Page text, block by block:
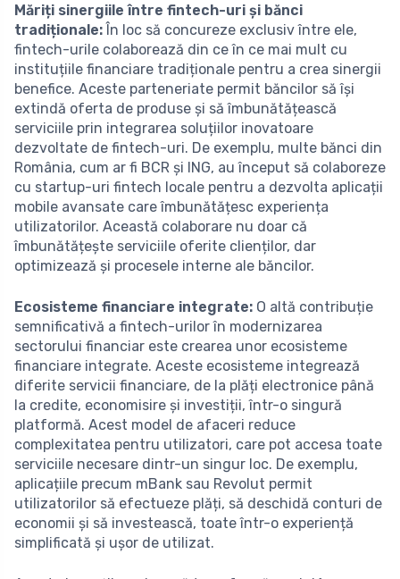
Măriți sinergiile între fintech-uri și bănci
tradiționale:În loc să concureze exclusiv între ele,
fintech-urile colaborează din ce în ce mai mult cu
instituțiile financiare tradiționale pentru a crea sinergii
benefice. Aceste parteneriate permit băncilor să își
extindă oferta de produse și să îmbunătățească
serviciile prin integrarea soluțiilor inovatoare
dezvoltate de fintech-uri. De exemplu, multe bănci din
România, cum ar fi BCR și ING, au început să colaboreze
cu startup-uri fintech locale pentru a dezvolta aplicații
mobile avansate care îmbunătățesc experiența
utilizatorilor. Această colaborare nu doar că
îmbunătățește serviciile oferite clienților, dar
optimizează și procesele interne ale băncilor.
Ecosisteme financiare integrate: O altă contribuție
semnificativă a fintech-urilor în modernizarea
sectorului financiar este crearea unor ecosisteme
financiare integrate. Aceste ecosisteme integrează
diferite servicii financiare, de la plăți electronice până
la credite, economisire și investiții, într-o singură
platformă. Acest model de afaceri reduce
complexitatea pentru utilizatori, care pot accesa toate
serviciile necesare dintr-un singur loc. De exemplu,
aplicațiile precum mBank sau Revolut permit
utilizatorilor să efectueze plăți, să deschidă conturi de
economii și să investească, toate într-o experiență
simplificată și ușor de utilizat.